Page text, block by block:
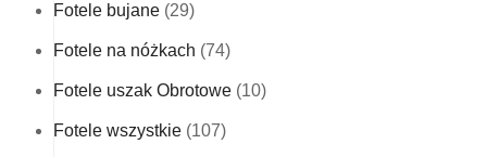
Fotele bujane (29)
Fotele na nóżkach (74)
Fotele uszak Obrotowe (10)
Fotele wszystkie (107)